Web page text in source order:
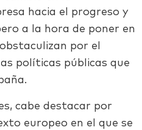
hacia el progreso y
a la hora de poner en
por el
políticas públicas que
cabe destacar por
europeo en el que se